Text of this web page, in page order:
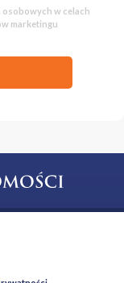
w celach
marketingu